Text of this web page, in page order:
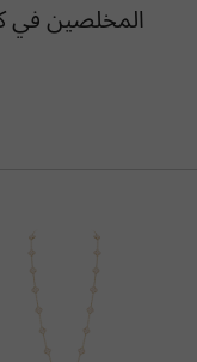
المخلصين في